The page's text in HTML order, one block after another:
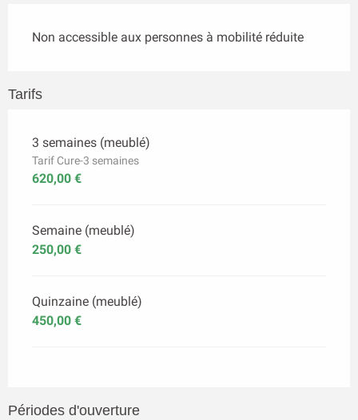
Non accessible aux personnes à mobilité réduite
Tarifs
3 semaines (meublé)
Tarif Cure-3 semaines
620,00 €
Semaine (meublé)
250,00 €
Quinzaine (meublé)
450,00 €
Périodes d'ouverture